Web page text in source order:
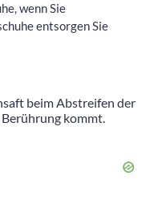
wenn Sie
entsorgen Sie
beim Abstreifen der
kommt.